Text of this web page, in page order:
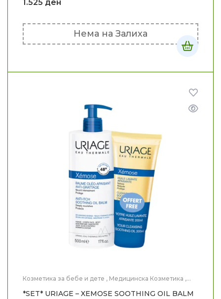
1.525 ден
Нема на Залиха
Козметика за бебе и дете , Медицинска Козметика ,
*SET* URIAGE – XEMOSE SOOTHING OIL BALM